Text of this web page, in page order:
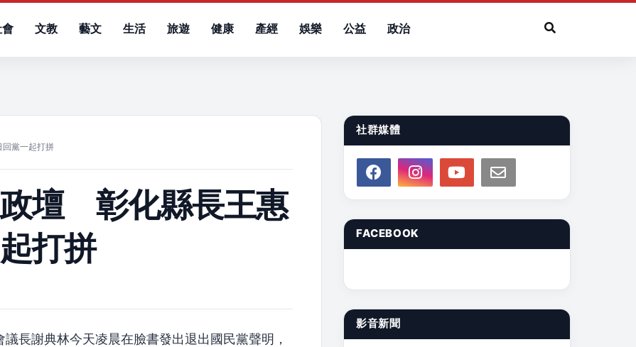
文教 藝文 生活 旅遊 健康 產經 娛樂 公益 政治
黨一起打拼
壇 彰化縣長王惠
打拼
長謝典林今天凌晨在臉書發出退出國民黨聲明，
社群媒體
FACEBOOK
影音新聞